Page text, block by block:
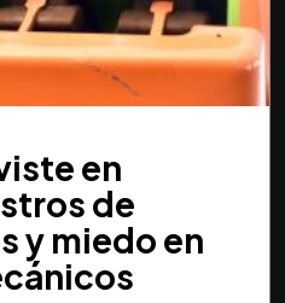
en
de
y miedo en